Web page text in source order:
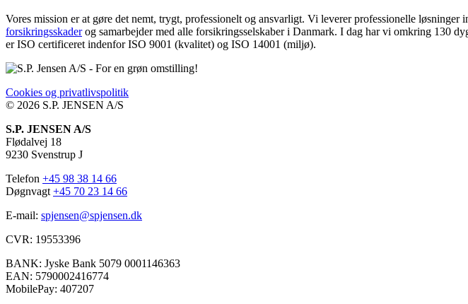
Vores mission er at gøre det nemt, trygt, professionelt og ansvarligt. Vi leverer professionelle løsninger
forsikringsskaderog samarbejder med alle forsikringsselskaber i Danmark. I dag har vi omkring 130
er ISO certificeret indenfor ISO 9001 (kvalitet) og ISO 14001 (miljø).
Cookies og privatlivspolitik
© 2026 S.P. JENSEN A/S​
S.P. JENSEN A/S
Flødalvej 18
9230 Svenstrup J
Telefon +45 98 38 14 66
Døgnvagt +45 70 23 14 66
E-mail: spjensen@spjensen.dk
CVR: 19553396
BANK: Jyske Bank 5079 0001146363​
EAN: 5790002416774
MobilePay: 407207​